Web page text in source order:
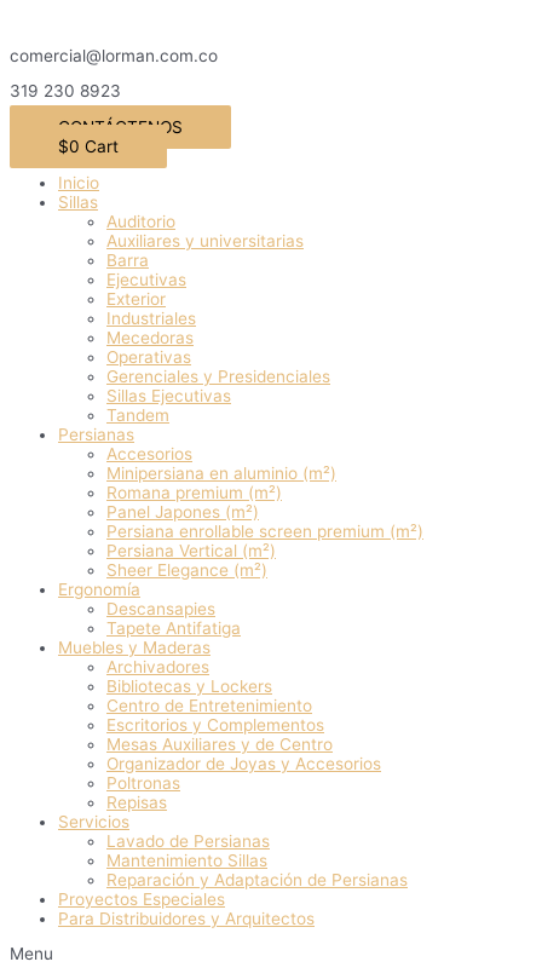
contenido
comercial@lorman.com.co
319 230 8923
CONTÁCTENOS
$0 Cart
Inicio
Sillas
Auditorio
Auxiliares y universitarias
Barra
Ejecutivas
Exterior
Industriales
Mecedoras
Operativas
Gerenciales y Presidenciales
Sillas Ejecutivas
Tandem
Persianas
Accesorios
Minipersiana en aluminio (m²)
Romana premium (m²)
Panel Japones (m²)
Persiana enrollable screen premium (m²)
Persiana Vertical (m²)
Sheer Elegance (m²)
Ergonomía
Descansapies
Tapete Antifatiga
Muebles y Maderas
Archivadores
Bibliotecas y Lockers
Centro de Entretenimiento
Escritorios y Complementos
Mesas Auxiliares y de Centro
Organizador de Joyas y Accesorios
Poltronas
Repisas
Servicios
Lavado de Persianas
Mantenimiento Sillas
Reparación y Adaptación de Persianas
Proyectos Especiales
Para Distribuidores y Arquitectos
Menu